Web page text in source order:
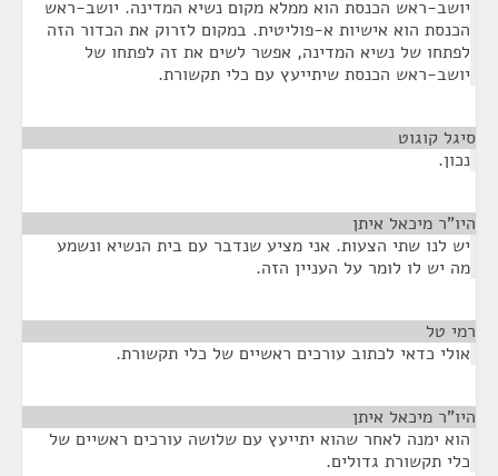
יושב-ראש הכנסת הוא ממלא מקום נשיא המדינה. יושב-ראש
הכנסת הוא אישיות א-פוליטית. במקום לזרוק את הכדור הזה
לפתחו של נשיא המדינה, אפשר לשים את זה לפתחו של
יושב-ראש הכנסת שיתייעץ עם כלי תקשורת.
סיגל קוגוט
נכון.
היו"ר מיכאל איתן
יש לנו שתי הצעות. אני מציע שנדבר עם בית הנשיא ונשמע
מה יש לו לומר על העניין הזה.
רמי טל
אולי כדאי לכתוב עורכים ראשיים של כלי תקשורת.
היו"ר מיכאל איתן
הוא ימנה לאחר שהוא יתייעץ עם שלושה עורכים ראשיים של
כלי תקשורת גדולים.